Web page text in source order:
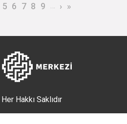
sayfa
Page
5 Page
6 Page
7 Page
8 Page
9 … Sonraki sayfa
› Son sayfa
»
Hakkı Saklıdır